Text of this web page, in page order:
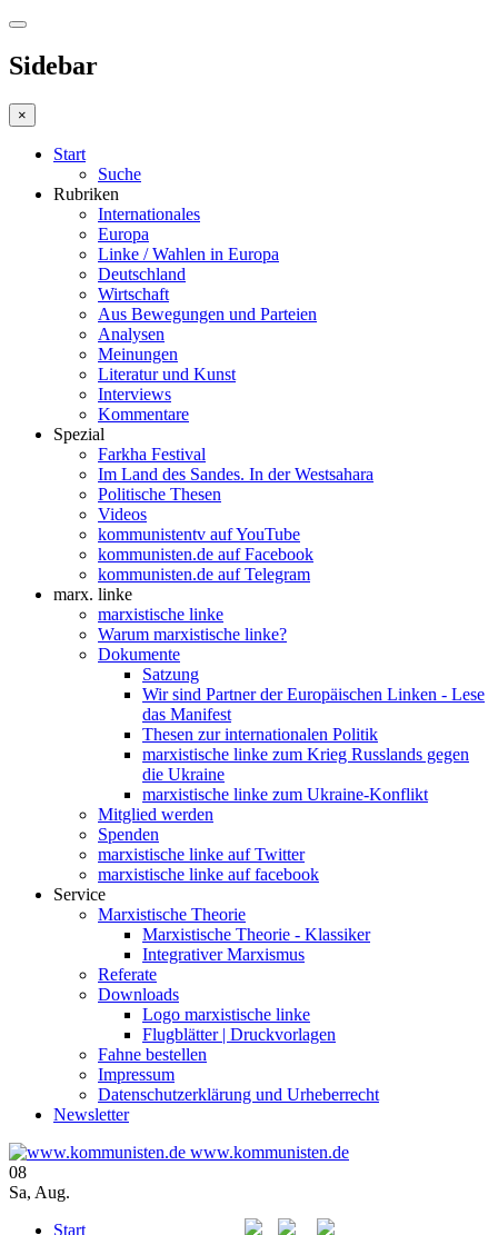
Sidebar
×
Start
Suche
Rubriken
Internationales
Europa
Linke / Wahlen in Europa
Deutschland
Wirtschaft
Aus Bewegungen und Parteien
Analysen
Meinungen
Literatur und Kunst
Interviews
Kommentare
Spezial
Farkha Festival
Im Land des Sandes. In der Westsahara
Politische Thesen
Videos
kommunistentv auf YouTube
kommunisten.de auf Facebook
kommunisten.de auf Telegram
marx. linke
marxistische linke
Warum marxistische linke?
Dokumente
Satzung
Wir sind Partner der Europäischen Linken - Lese
das Manifest
Thesen zur internationalen Politik
marxistische linke zum Krieg Russlands gegen
die Ukraine
marxistische linke zum Ukraine-Konflikt
Mitglied werden
Spenden
marxistische linke auf Twitter
marxistische linke auf facebook
Service
Marxistische Theorie
Marxistische Theorie - Klassiker
Integrativer Marxismus
Referate
Downloads
Logo marxistische linke
Flugblätter | Druckvorlagen
Fahne bestellen
Impressum
Datenschutzerklärung und Urheberrecht
Newsletter
www.kommunisten.de
08
Sa, Aug.
Start